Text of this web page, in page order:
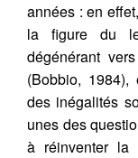
années : en
la figure du
dégénérant
(Bobbio, 1984),
des inégalités
unes des
à réinventer la